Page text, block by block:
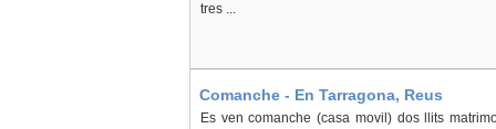
tres ...
Comanche - En Tarragona, Reus
Es ven comanche (casa movil) dos llits